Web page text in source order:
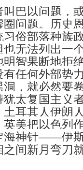
叫巴以问题，
问题。历史
俗部落种族
无法列出一
智果断地拒
任何外部势
，就必然要
太复国主义
耳其人伊朗
美把以色列
海神针——伊
间新月弯刀